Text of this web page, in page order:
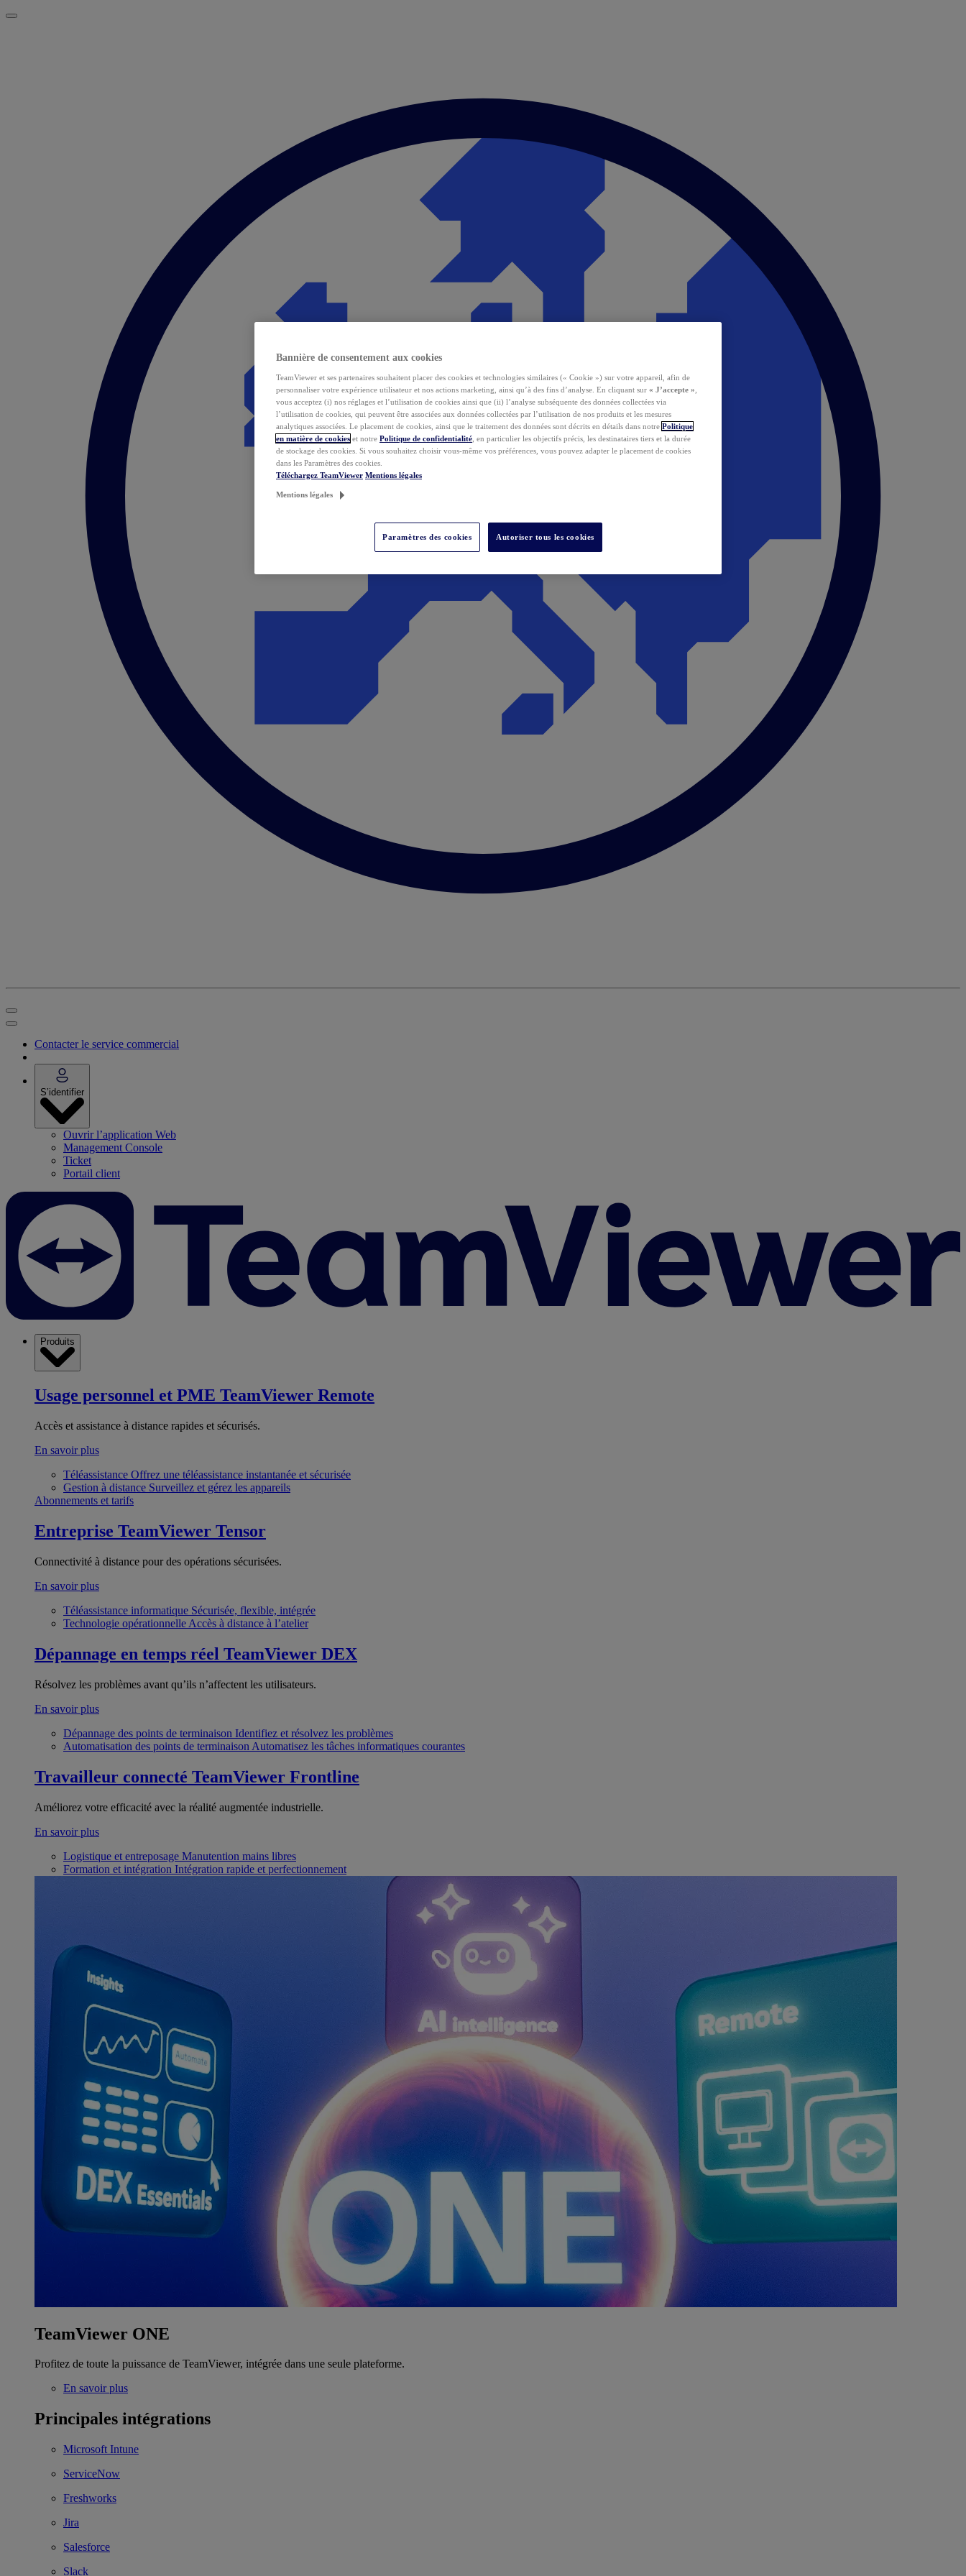
Contacter le service commercial
S’identifier
Ouvrir l’application Web
Management Console
Ticket
Portail client
Produits
Usage personnel et PME TeamViewer Remote
Accès et assistance à distance rapides et sécurisés.
En savoir plus
Téléassistance Offrez une téléassistance instantanée et sécurisée
Gestion à distance Surveillez et gérez les appareils
Abonnements et tarifs
Entreprise TeamViewer Tensor
Connectivité à distance pour des opérations sécurisées.
En savoir plus
Téléassistance informatique Sécurisée, flexible, intégrée
Technologie opérationnelle Accès à distance à l’atelier
Dépannage en temps réel TeamViewer DEX
Résolvez les problèmes avant qu’ils n’affectent les utilisateurs.
En savoir plus
Dépannage des points de terminaison Identifiez et résolvez les problèmes
Automatisation des points de terminaison Automatisez les tâches informatiques courantes
Travailleur connecté TeamViewer Frontline
Améliorez votre efficacité avec la réalité augmentée industrielle.
En savoir plus
Logistique et entreposage Manutention mains libres
Formation et intégration Intégration rapide et perfectionnement
TeamViewer ONE
Profitez de toute la puissance de TeamViewer, intégrée dans une seule plateforme.
En savoir plus
Principales intégrations
Microsoft Intune
ServiceNow
Freshworks
Jira
Salesforce
Slack
Bannière de consentement aux cookies
TeamViewer et ses partenaires souhaitent placer des cookies et technologies similaires (« Cookie ») sur votre appareil, afin de
personnaliser votre expérience utilisateur et nos actions marketing, ainsi qu’à des fins d’analyse. En cliquant sur « J’accepte »
vous acceptez (i) nos réglages et l’utilisation de cookies ainsi que (ii) l’analyse subséquente des données collectées via
l’utilisation de cookies, qui peuvent être associées aux données collectées par l’utilisation de nos produits et les mesures
analytiques associées. Le placement de cookies, ainsi que le traitement des données sont décrits en détails dans notre Politique
en matière de cookies et notre Politique de confidentialité , en particulier les objectifs précis, les destinataires tiers et la durée
de stockage des cookies. Si vous souhaitez choisir vous-même vos préférences, vous pouvez adapter le placement de cookies
dans les Paramètres des cookies.
Téléchargez TeamViewer Mentions légales
Mentions légales
Paramètres des cookies Autoriser tous les cookies